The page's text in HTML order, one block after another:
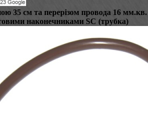
35 см та перерізом провода 16 мм.кв.
наконечниками SC (трубка)